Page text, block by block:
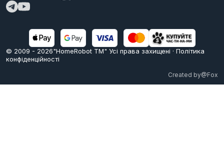
© 2009 - 2026"HomeRobot ТМ" Усi права захищені · Політика
конфіденційності
Created by@Fox